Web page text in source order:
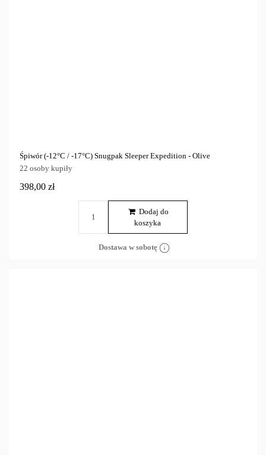
Śpiwór (-12°C / -17°C) Snugpak Sleeper Expedition - Olive
22 osoby kupiły
398,00 zł
Dodaj do
koszyka
Dostawa w sobotę